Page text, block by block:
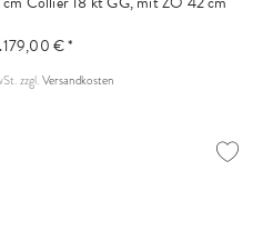
€ *
zzgl.Versandkosten